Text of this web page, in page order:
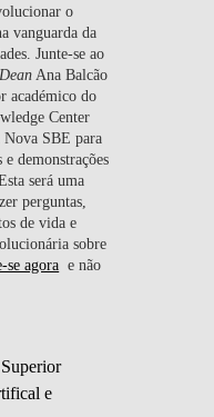
o
vanguarda da
Junte-se ao
Ana Balcão
académico do
Center
SBE para
e demonstrações
será uma
perguntas,
de vida e
sobre
se agora e não